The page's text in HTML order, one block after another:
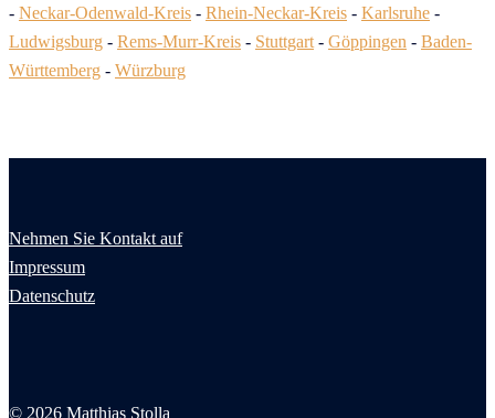
- Neckar-Odenwald-Kreis - Rhein-Neckar-Kreis - Karlsruhe -
Ludwigsburg - Rems-Murr-Kreis - Stuttgart - Göppingen - Baden-
Württemberg - Würzburg
Nehmen Sie Kontakt auf
Impressum
Datenschutz
© 2026 Matthias Stolla